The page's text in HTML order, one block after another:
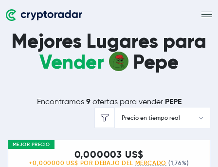
Mejores Lugares para
Vender
Pepe
Encontramos 9ofertas para vender PEPE
Precio en tiempo real
PATROCINADO
MEJOR PRECIO
0,000003 US$
+0,000000 US$ POR DEBAJO DEL MERCADO (1,76%)